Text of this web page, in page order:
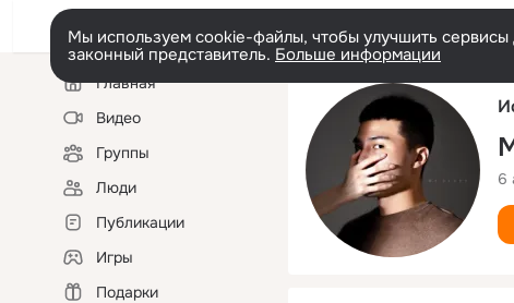
Мы используем cookie-файлы, чтобы улучшить
законный представитель. Больше информации
Левая
колонкаГлавная
Видео
Группы
Люди
Публикации
Игры
Подарки
6